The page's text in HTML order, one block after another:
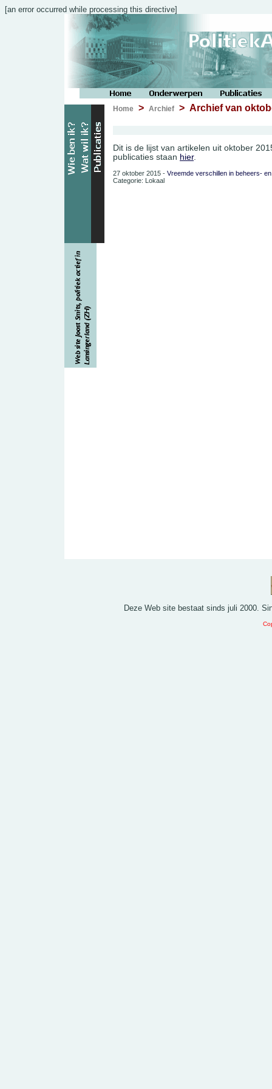
[an error occurred while processing this directive]
Home > Archief > Archief van
Dit is de lijst van artikelen uit oktober
publicaties staan hier.
27 oktober 2015 - Vreemde verschillen in beheers-
Categorie: Lokaal
Deze Web site bestaat sinds juli 2000.